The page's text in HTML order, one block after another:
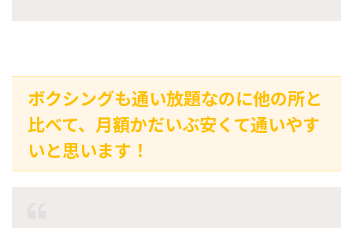
ボクシングも通い放題なのに他の所と
比べて、月額かだいぶ安くて通いやす
いと思います！